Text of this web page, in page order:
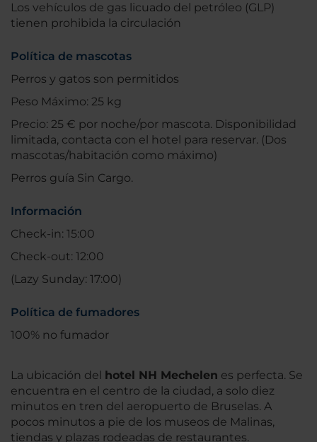
Los vehículos de gas licuado del petróleo (GLP)
tienen prohibida la circulación
Política de mascotas
Perros y gatos son permitidos
Peso Máximo: 25 kg
Precio: 25 € por noche/por mascota. Disponibilidad
limitada, contacta con el hotel para reservar. (Dos
mascotas/habitación como máximo)
Perros guía Sin Cargo.
Información
Check-in: 15:00
Check-out: 12:00
(Lazy Sunday: 17:00)
Política de fumadores
100% no fumador
La ubicación del hotel NH Mechelen es perfecta. Se
encuentra en el centro de la ciudad, a solo diez
minutos en tren del aeropuerto de Bruselas. A
pocos minutos a pie de los museos de Malinas,
tiendas y plazas rodeadas de restaurantes.